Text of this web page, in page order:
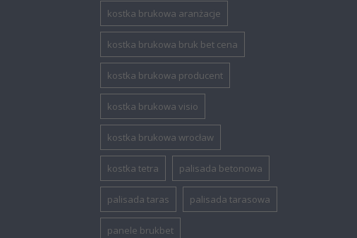
kostka brukowa aranżacje
kostka brukowa bruk bet cena
kostka brukowa producent
kostka brukowa visio
kostka brukowa wrocław
kostka tetra palisada betonowa
palisada taras palisada tarasowa
panele brukbet